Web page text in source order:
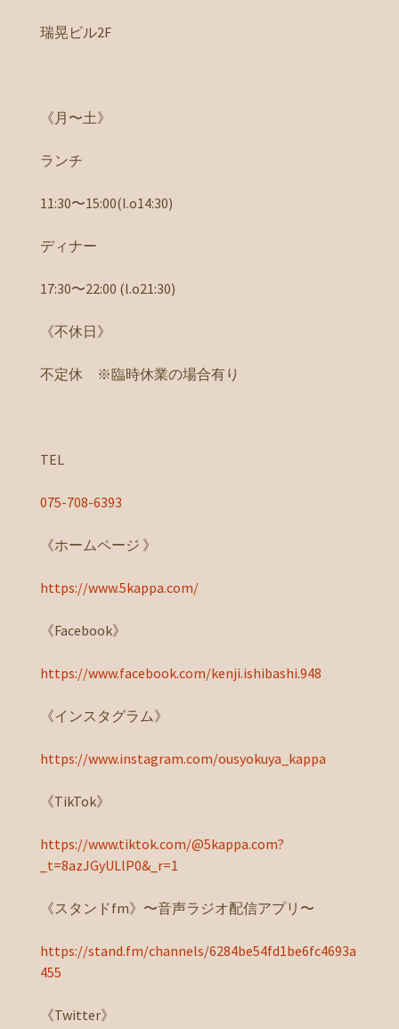
瑞晃ビル2F
《月〜土》
ランチ
11:30〜15:00(l.o14:30)
ディナー
17:30〜22:00 (l.o21:30)
《不休日》
不定休 ※臨時休業の場合有り
TEL
075-708-6393
《ホームページ 》
https://www.5kappa.com/
《Facebook》
https://www.facebook.com/kenji.ishibashi.948
《インスタグラム》
https://www.instagram.com/ousyokuya_kappa
《TikTok》
https://www.tiktok.com/@5kappa.com?
_t=8azJGyULlP0&_r=1
《スタンドfm》〜音声ラジオ配信アプリ〜
https://stand.fm/channels/6284be54fd1be6fc4693a
455
《Twitter》